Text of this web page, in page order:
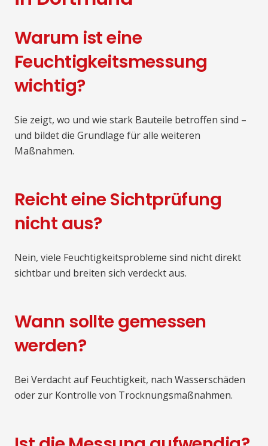
Warum ist eine
Feuchtigkeitsmessung
wichtig?
Sie zeigt, wo und wie stark Bauteile betroffen sind –
und bildet die Grundlage für alle weiteren
Maßnahmen.
Reicht eine Sichtprüfung
nicht aus?
Nein, viele Feuchtigkeitsprobleme sind nicht direkt
sichtbar und breiten sich verdeckt aus.
Wann sollte gemessen
werden?
Bei Verdacht auf Feuchtigkeit, nach Wasserschäden
oder zur Kontrolle von Trocknungsmaßnahmen.